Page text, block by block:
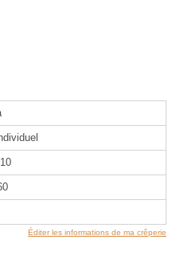
Éditer les informations de ma crêperie